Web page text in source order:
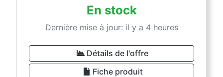
En stock
Dernière mise à jour: il y a 4 heures
Détails de l'offre
Fiche produit